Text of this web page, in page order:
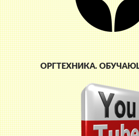
ОРГТЕХНИКА.